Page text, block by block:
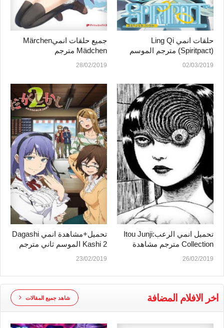
حلقات انمي Ling Qi
(Spiritpact) مترجم الموسم
02/03/2019
جميع حلقات انميMärchen
Mädchen مترجم
28/02/2019
تحميل انمي الرعبItou Junji:
Collection مترجم مشاهدة
26/02/2019
تحميل+مشاهدة انمي Dagashi
Kashi 2 الموسم ثاني مترجم
23/02/2019
اخر الافلام المضافة شاهد جميع المقالات